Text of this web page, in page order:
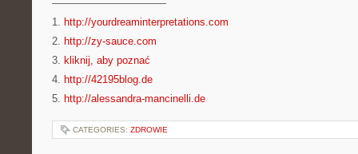
———————————
1. http://yourdreaminterpretations.com
2. http://zy-sauce.com
3. kliknij, aby poznać
4. http://42195blog.de
5. http://alessandra-mancinelli.de
CATEGORIES: ZDROWIE